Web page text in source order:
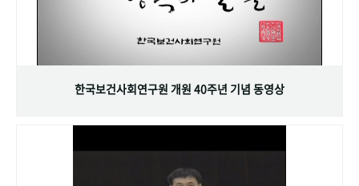
한국보건사회연구원 개원 40주년 기념 동영상